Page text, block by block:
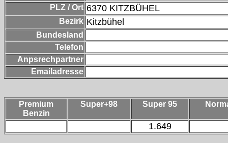
PLZ / Ort 6370 KITZBÜHEL
Bezirk Kitzbühel
Bundesland
Telefon
Anpsrechpartner
Emailadresse
Premium
Benzin
Super+98 Super 95
1.649